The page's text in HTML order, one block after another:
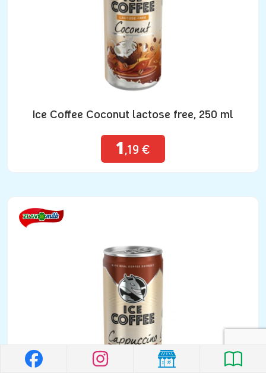
Ice Coffee Coconut lactose free, 250 ml
1 ,19 €